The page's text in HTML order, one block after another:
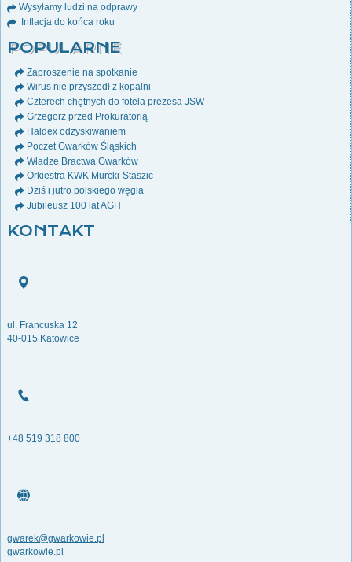
Wysyłamy ludzi na odprawy
Inflacja do końca roku
POPULARNE
Zaproszenie na spotkanie
Wirus nie przyszedł z kopalni
Czterech chętnych do fotela prezesa JSW
Grzegorz przed Prokuratorią
Haldex odzyskiwaniem
Poczet Gwarków Śląskich
Władze Bractwa Gwarków
Orkiestra KWK Murcki-Staszic
Dziś i jutro polskiego węgla
Jubileusz 100 lat AGH
KONTAKT
ul. Francuska 12
40-015 Katowice
+48 519 318 800
gwarek@gwarkowie.pl
gwarkowie.pl